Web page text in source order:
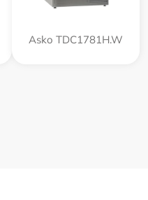
Asko TDC1781H.W